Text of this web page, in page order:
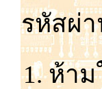
รหัสผ่
ห้าม